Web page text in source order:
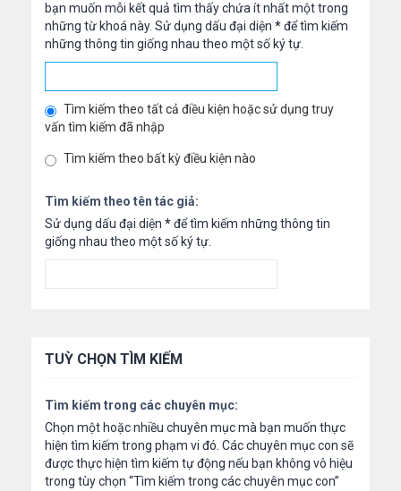
bạn muốn mỗi kết quả tìm thấy chứa ít nhất một trong
những từ khoá này. Sử dụng dấu đại diện *để tìm kiếm
những thông tin giống nhau theo một số ký tự.
Tìm kiếm theo tất cả điều kiện hoặc sử dụng truy
vấn tìm kiếm đã nhập
Tìm kiếm theo bất kỳ điều kiện nào
Tìm kiếm theo tên tác giả:
Sử dụng dấu đại diện *để tìm kiếm những thông tin
giống nhau theo một số ký tự.
TUỲ CHỌN TÌM KIẾM
Tìm kiếm trong các chuyên mục:
Chọn một hoặc nhiều chuyên mục mà bạn muốn thực
hiện tìm kiếm trong phạm vi đó. Các chuyên mục con sẽ
được thực hiện tìm kiếm tự động nếu bạn không vô hiệu
trong tùy chọn “Tìm kiếm trong các chuyên mục con”